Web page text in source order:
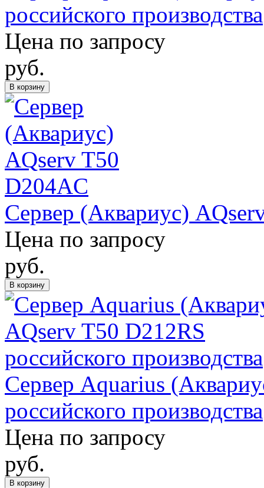
российского производства
Цена по запросу
руб.
В корзину
Сервер (Аквариус)
Цена по запросу
руб.
В корзину
Сервер Aquarius
российского производства
Цена по запросу
руб.
В корзину